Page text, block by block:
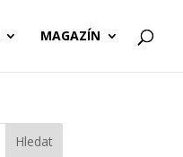
MAGAZÍN